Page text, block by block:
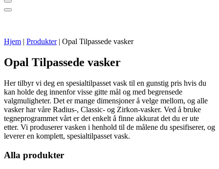
Hjem | Produkter| Opal Tilpassede vasker
Opal Tilpassede vasker
Her tilbyr vi deg en spesialtilpasset vask til en gunstig pris hvis du
kan holde deg innenfor visse gitte mål og med begrensede
valgmuligheter. Det er mange dimensjoner å velge mellom, og alle
vasker har våre Radius-, Classic- og Zirkon-vasker. Ved å bruke
tegneprogrammet vårt er det enkelt å finne akkurat det du er ute
etter. Vi produserer vasken i henhold til de målene du spesifiserer, og
leverer en komplett, spesialtilpasset vask.
Alla produkter